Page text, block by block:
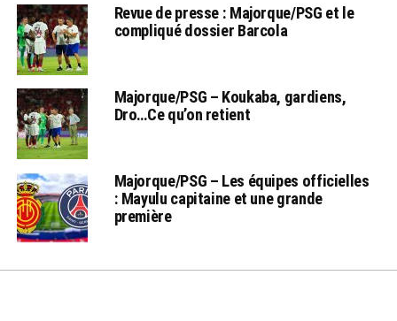
Revue de presse : Majorque/PSG et le
compliqué dossier Barcola
Majorque/PSG – Koukaba, gardiens,
Dro…Ce qu’on retient
Majorque/PSG – Les équipes officielles
: Mayulu capitaine et une grande
première